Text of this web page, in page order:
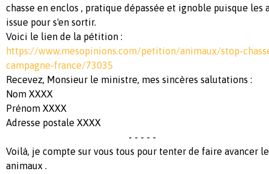
chasse en enclos , pratique dépassée et ignoble puisque les
issue pour s'en sortir.
Voici le lien de la pétition :
https://www.mesopinions.com/petition/animaux/stop-
campagne-france/73035
Recevez, Monsieur le ministre, mes sincères salutations :
Nom XXXX
Prénom XXXX
Adresse postale XXXX
- - - - -
Voilà, je compte sur vous tous pour tenter de faire avancer
animaux .